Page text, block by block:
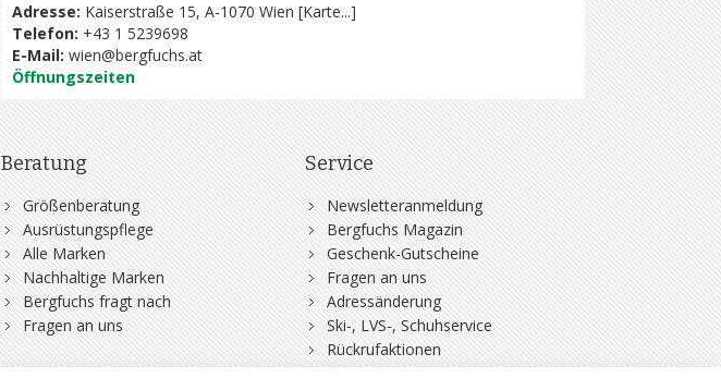
Adresse: Kaiserstraße 15, A-1070 Wien [Karte...]
Telefon: +43 1 5239698
E-Mail: wien@bergfuchs.at
Öffnungszeiten
Beratung
Größenberatung
Ausrüstungspflege
Alle Marken
Nachhaltige Marken
Bergfuchs fragt nach
Fragen an uns
Service
Newsletteranmeldung
Bergfuchs Magazin
Geschenk-Gutscheine
Fragen an uns
Adressänderung
Ski-, LVS-, Schuhservice
Rückrufaktionen
DSV-Skiversicherung